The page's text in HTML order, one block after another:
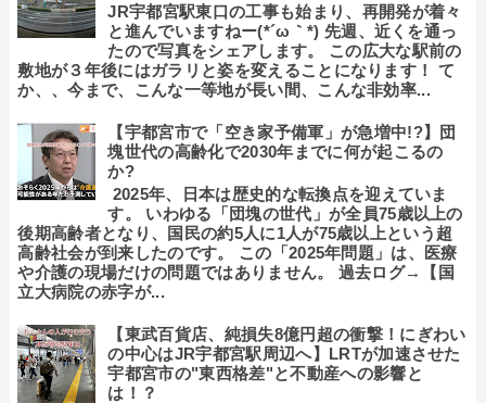
JR宇都宮駅東口の工事も始まり、再開発が着々
と進んでいますねー(*´ω｀*) 先週、近くを通っ
たので写真をシェアします。 この広大な駅前の
敷地が３年後にはガラリと姿を変えることになります！ て
か、、今まで、こんな一等地が長い間、こんな非効率...
【宇都宮市で「空き家予備軍」が急増中!?】団
塊世代の高齢化で2030年までに何が起こるの
か?
2025年、日本は歴史的な転換点を迎えていま
す。 いわゆる「団塊の世代」が全員75歳以上の
後期高齢者となり、国民の約5人に1人が75歳以上という超
高齢社会が到来したのです。 この「2025年問題」は、医療
や介護の現場だけの問題ではありません。 過去ログ→【国
立大病院の赤字が...
【東武百貨店、純損失8億円超の衝撃！にぎわい
の中心はJR宇都宮駅周辺へ】LRTが加速させた
宇都宮市の"東西格差"と不動産への影響と
は！？